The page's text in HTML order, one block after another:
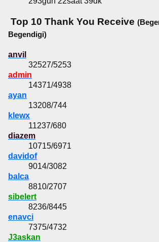
Top 10 Thank You Receive
Begendigi)
anvil
32527/5253
admin
14371/4938
ayan
13208/744
klewx
11237/680
diazem
10715/6971
davidof
9014/3082
balca
8810/2707
sibelert
8236/8445
enavci
7375/4732
J3askan